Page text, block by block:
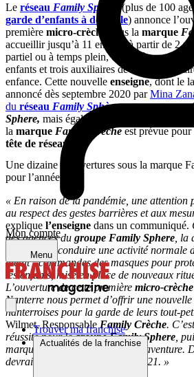
Mon compte
Menu
Trouver ma franchise
Actualités de la franchise
Le réseau Family Sphere
(plus de 100
garde d’enfants à domicile) annonce
première micro-crèche sous la marque
accueillir jusqu’à 11 enfants à partir de 2
partiel ou à temps plein, encadrés par une
enfants et trois auxiliaires de crèches
enfance. Cette nouvelle enseigne, dont le
annoncé dès septembre 2020 parMina
du réseau Family Sphère, est ouverte aux
Sphere, mais également en externe. Une
la marque Family Crècheest prévue pour
tête de réseau
Une dizaine d’ouvertures sous la marque
pour l’année 2021
« En raison de la pandémie, une attention
au respect des gestes barrières et aux
explique l’enseigne dans un communiqué.
des agences du groupe Family Sphere ,
œuvre pour conduire une activité normale
inédit : commandes des masques pour
les enfants, mise en place de nouveaux
L’ouverture de cette première micro-
Nanterre nous permet d’offrir une
nanterroises pour la garde de leurs tout-
Wilmet, Responsable Family Crèche.
réussite pour legroupe Family Sphere ,
marque le début d’une nouvelle aventure.
devraient voir le jour courant 2021. »